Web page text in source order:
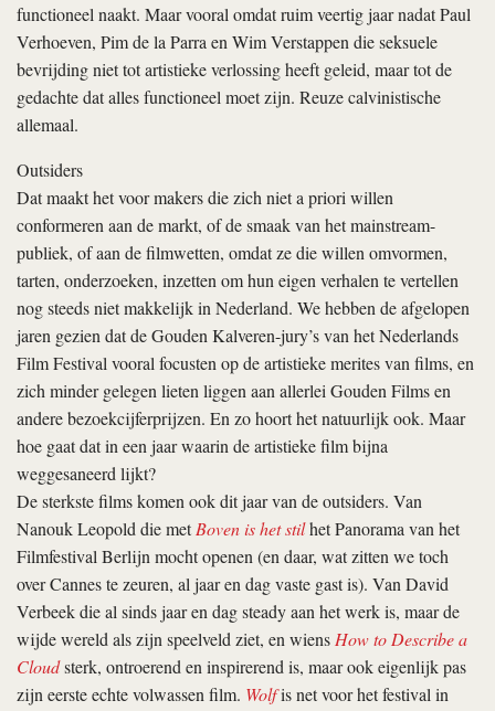
functioneel naakt. Maar vooral omdat ruim veertig jaar nadat Paul
Verhoeven, Pim de la Parra en Wim Verstappen die seksuele
bevrijding niet tot artistieke verlossing heeft geleid, maar tot de
gedachte dat alles functioneel moet zijn. Reuze calvinistische
allemaal.
Outsiders
Dat maakt het voor makers die zich niet a priori willen
conformeren aan de markt, of de smaak van het mainstream-
publiek, of aan de filmwetten, omdat ze die willen omvormen,
tarten, onderzoeken, inzetten om hun eigen verhalen te vertellen
nog steeds niet makkelijk in Nederland. We hebben de afgelopen
jaren gezien dat de Gouden Kalveren-jury’s van het Nederlands
Film Festival vooral focusten op de artistieke merites van films, en
zich minder gelegen lieten liggen aan allerlei Gouden Films en
andere bezoekcijferprijzen. En zo hoort het natuurlijk ook. Maar
hoe gaat dat in een jaar waarin de artistieke film bijna
weggesaneerd lijkt?
De sterkste films komen ook dit jaar van de outsiders. Van
Nanouk Leopold die metBoven is het stilhet Panorama van het
Filmfestival Berlijn mocht openen (en daar, wat zitten we toch
over Cannes te zeuren, al jaar en dag vaste gast is). Van David
Verbeek die al sinds jaar en dag steady aan het werk is, maar de
wijde wereld als zijn speelveld ziet, en wiensHow to Describe a
Cloudsterk, ontroerend en inspirerend is, maar ook eigenlijk pas
zijn eerste echte volwassen film. Wolfis net voor het festival in